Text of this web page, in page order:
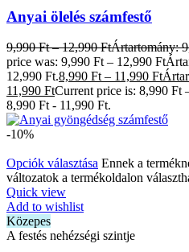
Anyai ölelés számfestő
9,990Ft – 12,990FtÁrtartomány:
price was: 9,990 Ft – 12,990
12,990 Ft.8,990 Ft – 11,990 Ft
11,990 FtCurrent price is: 8,990 Ft
8,990 Ft - 11,990 Ft.
-10%
Opciók választása Ennek a
változatok a termékoldalon
Quick view
Add to wishlist
Közepes
A festés nehézségi szintje